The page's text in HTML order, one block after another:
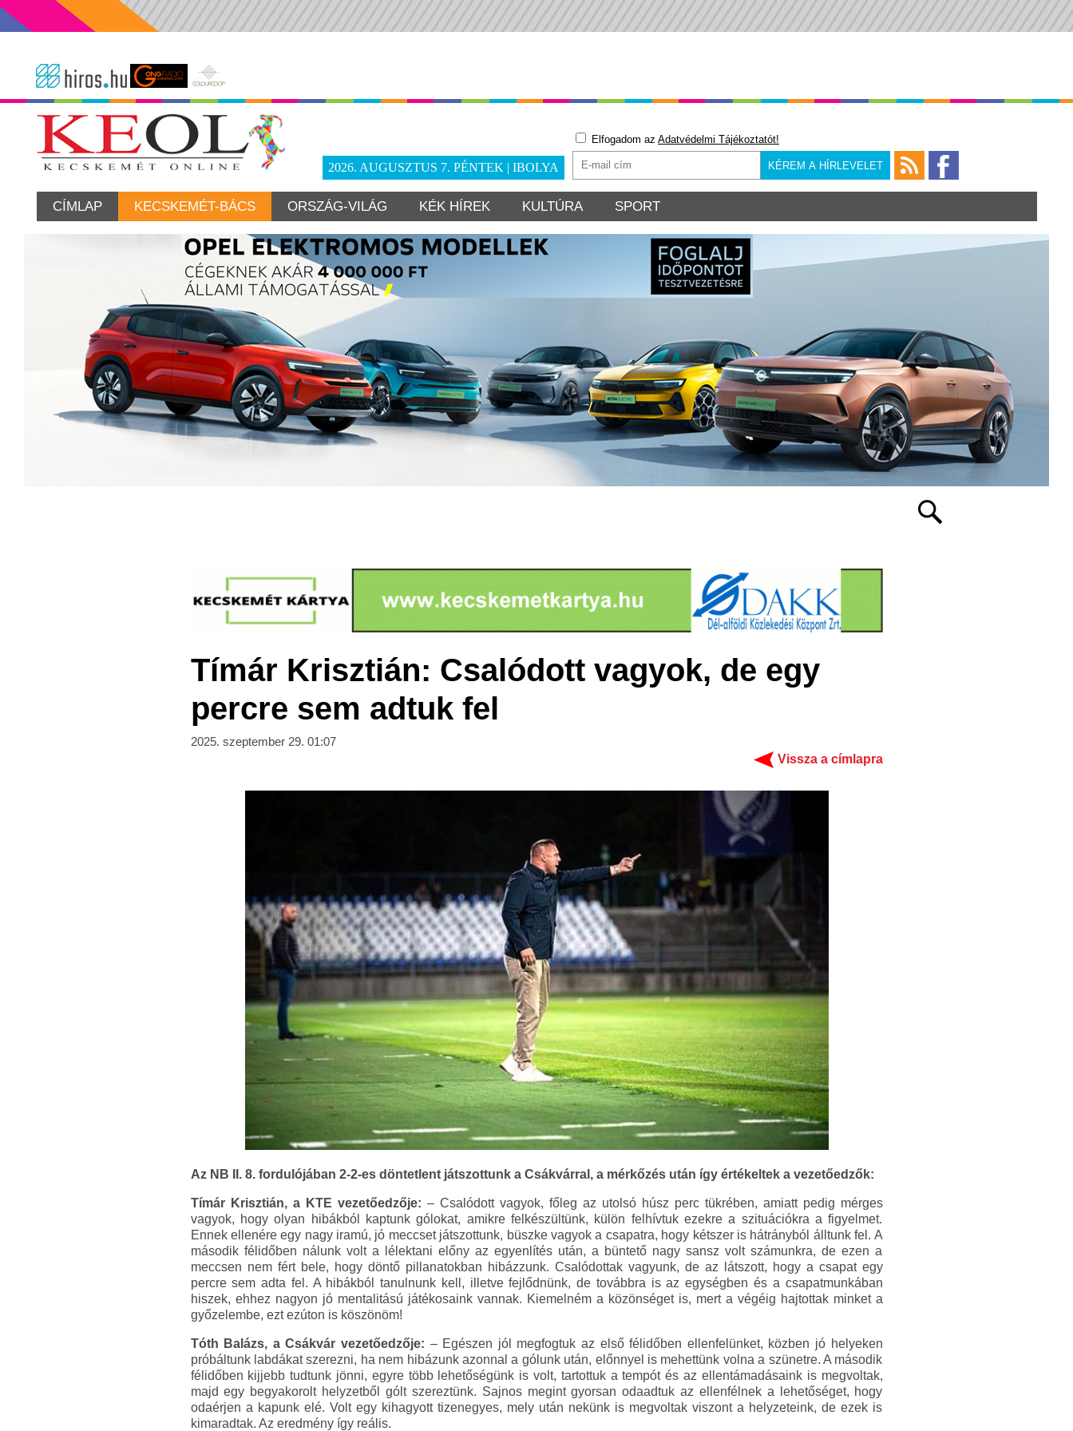
2026. AUGUSZTUS 7. PÉNTEK | IBOLYA
Elfogadom az Adatvédelmi Tájékoztatót!
CÍMLAP KECSKEMÉT-BÁCS ORSZÁG-VILÁG KÉK HÍREK KULTÚRA SPORT
Tímár Krisztián: Csalódott vagyok, de egy
percre sem adtuk fel
2025. szeptember 29. 01:07
Vissza a címlapra
Az NB II. 8. fordulójában 2-2-es döntetlent játszottunk a Csákvárral, a mérkőzés után így értékeltek a vezetőedzők:
Tímár Krisztián, a KTE vezetőedzője: – Csalódott vagyok, főleg az utolsó húsz perc tükrében, amiatt pedig mérges
vagyok, hogy olyan hibákból kaptunk gólokat, amikre felkészültünk, külön felhívtuk ezekre a szituációkra a figyelmet.
Ennek ellenére egy nagy iramú, jó meccset játszottunk, büszke vagyok a csapatra, hogy kétszer is hátrányból álltunk fel. A
második félidőben nálunk volt a lélektani előny az egyenlítés után, a büntető nagy sansz volt számunkra, de ezen a
meccsen nem fért bele, hogy döntő pillanatokban hibázzunk. Csalódottak vagyunk, de az látszott, hogy a csapat egy
percre sem adta fel. A hibákból tanulnunk kell, illetve fejlődnünk, de továbbra is az egységben és a csapatmunkában
hiszek, ehhez nagyon jó mentalitású játékosaink vannak. Kiemelném a közönséget is, mert a végéig hajtottak minket a
győzelembe, ezt ezúton is köszönöm!
Tóth Balázs, a Csákvár vezetőedzője: – Egészen jól megfogtuk az első félidőben ellenfelünket, közben jó helyeken
próbáltunk labdákat szerezni, ha nem hibázunk azonnal a gólunk után, előnnyel is mehettünk volna a szünetre. A második
félidőben kijjebb tudtunk jönni, egyre több lehetőségünk is volt, tartottuk a tempót és az ellentámadásaink is megvoltak,
majd egy begyakorolt helyzetből gólt szereztünk. Sajnos megint gyorsan odaadtuk az ellenfélnek a lehetőséget, hogy
odaérjen a kapunk elé. Volt egy kihagyott tizenegyes, mely után nekünk is megvoltak viszont a helyzeteink, de ezek is
kimaradtak. Az eredmény így reális.